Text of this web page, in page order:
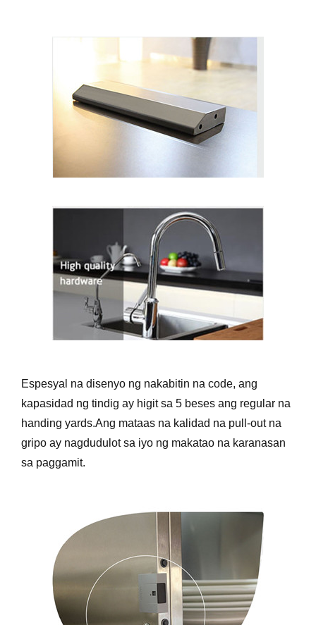
Espesyal na disenyo ng nakabitin na code, ang
kapasidad ng tindig ay higit sa 5 beses ang regular na
handing yards.Ang mataas na kalidad na pull-out na
gripo ay nagdudulot sa iyo ng makatao na karanasan
sa paggamit.